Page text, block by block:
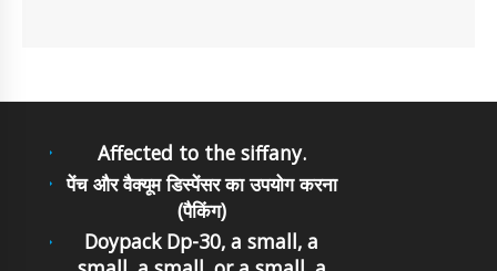
Affected to the siffany.
पेंच और वैक्यूम डिस्पेंसर का उपयोग करना
(पैकिंग)
Doypack Dp-30, a small, a